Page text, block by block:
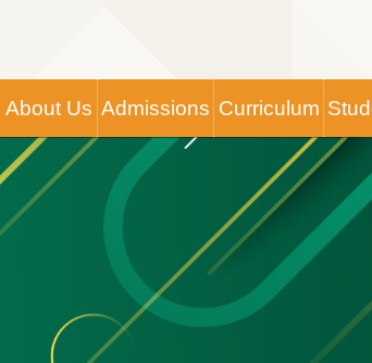
Main
navigation
About Us Admissions Curriculum